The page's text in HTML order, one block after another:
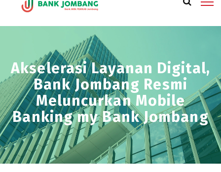
Akselerasi Layanan Digital,
Bank Jombang Resmi
Meluncurkan Mobile
Banking my Bank Jombang